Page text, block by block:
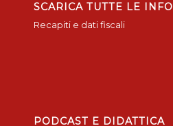
SCARICA TUTTE LE INFO
Recapiti e dati fiscali
PODCAST E DIDATTICA